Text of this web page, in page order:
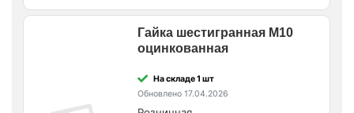
Гайка шестигранная М10
оцинкованная
На складе 1 шт
Обновлено 17.04.2026